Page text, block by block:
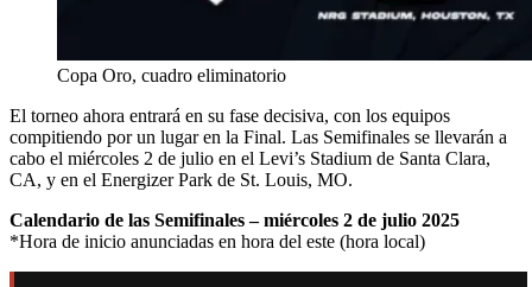
Copa Oro, cuadro eliminatorio
El torneo ahora entrará en su fase decisiva, con los equipos
compitiendo por un lugar en la Final. Las Semifinales se llevarán a
cabo el miércoles 2 de julio en el Levi’s Stadium de Santa Clara,
CA, y en el Energizer Park de St. Louis, MO.
Calendario de las Semifinales – miércoles 2 de julio 2025
*Hora de inicio anunciadas en hora del este (hora local)